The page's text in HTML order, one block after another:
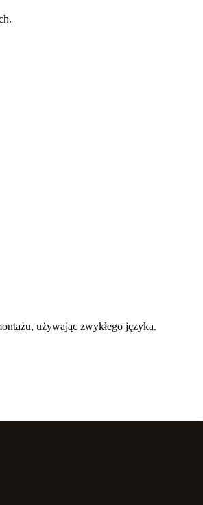
używając zwykłego języka.